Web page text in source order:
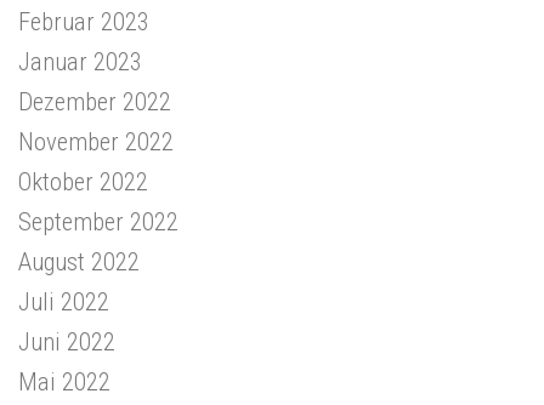
Februar 2023
Januar 2023
Dezember 2022
November 2022
Oktober 2022
September 2022
August 2022
Juli 2022
Juni 2022
Mai 2022